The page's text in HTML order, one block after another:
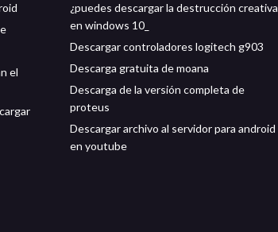
el
¿puedes descargar la destrucción creativa
en windows 10_
Descargar controladores logitech g903
Descarga gratuita de moana
Descarga de la versión completa de
proteus
Descargar archivo al servidor para android
en youtube